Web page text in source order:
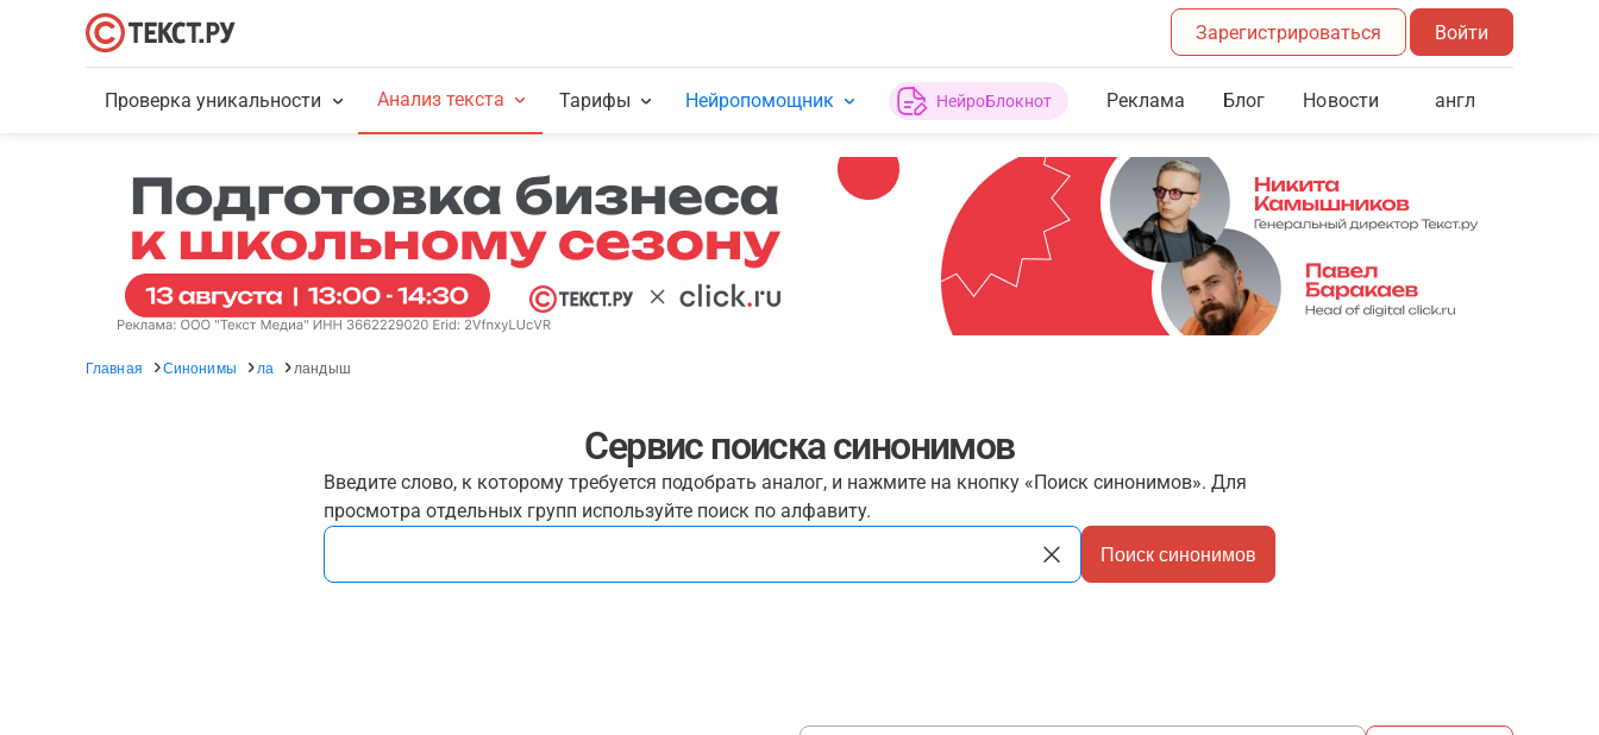
Зарегистрироваться Войти
Проверка уникальности Анализ текста Тарифы Нейропомощник НейроБлокнот Реклама Блог Новости англ
Главная Синонимы ла ландыш
Сервис поиска синонимов
Введите слово, к которому требуется подобрать аналог, и нажмите на кнопку «Поиск синонимов». Для
просмотра отдельных групп используйте поиск по алфавиту.
Поиск синонимов